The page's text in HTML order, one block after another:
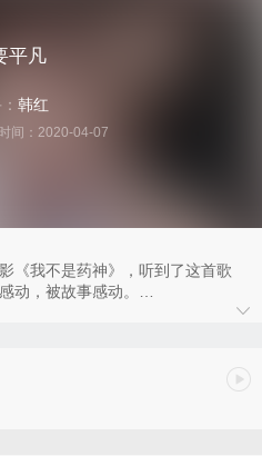
平凡
韩红
间： 2020-04-07
《我不是药神》，听到了这首歌
动，被故事感动。
在做医疗援助。我们想尽一切办法
水车薪，可我们没有放弃。这一次
难、发放难……还有各种难；累倒
汉到全省；从负压救护车到卫生
平凡的队伍，去做一件平凡的事。